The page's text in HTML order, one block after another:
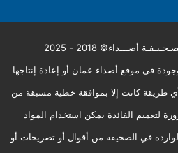
أصـــداء© 2018 - 2025
في موقع أصداء عمان أو إعادة إنتاجها
بأي طريقة كانت إلا بموافقة خطية مسبقة من
لتعميم الفائدة يمكن استخدام المواد
في الصحيفة من أقوال أو تصريحات أو